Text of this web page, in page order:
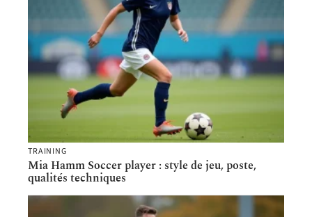
TRAINING
Mia Hamm Soccer player : style de jeu, poste,
qualités techniques